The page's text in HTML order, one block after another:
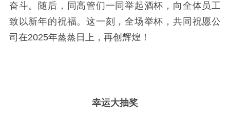
奋斗。随后，同高管们一同举起酒杯，向全体员工
致以新年的祝福。这一刻，全场举杯，共同祝愿公
司在2025年蒸蒸日上，再创辉煌！
幸运大抽奖